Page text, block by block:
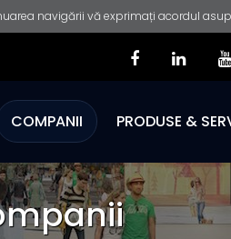
navigării vă exprimați acordul
COMPANII PRODUSE &